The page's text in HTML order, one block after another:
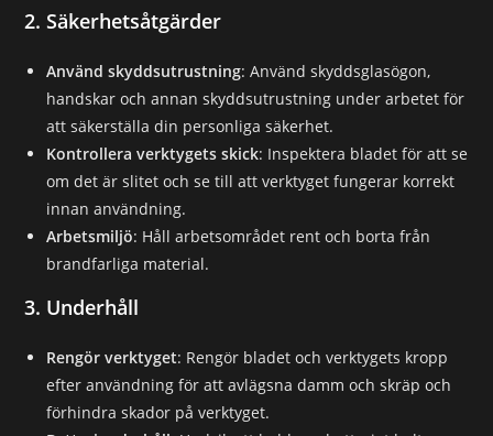
2. Säkerhetsåtgärder
Använd skyddsutrustning: Använd skyddsglasögon,
handskar och annan skyddsutrustning under arbetet för
att säkerställa din personliga säkerhet.
Kontrollera verktygets skick: Inspektera bladet för att se
om det är slitet och se till att verktyget fungerar korrekt
innan användning.
Arbetsmiljö: Håll arbetsområdet rent och borta från
brandfarliga material.
3. Underhåll
Rengör verktyget: Rengör bladet och verktygets kropp
efter användning för att avlägsna damm och skräp och
förhindra skador på verktyget.